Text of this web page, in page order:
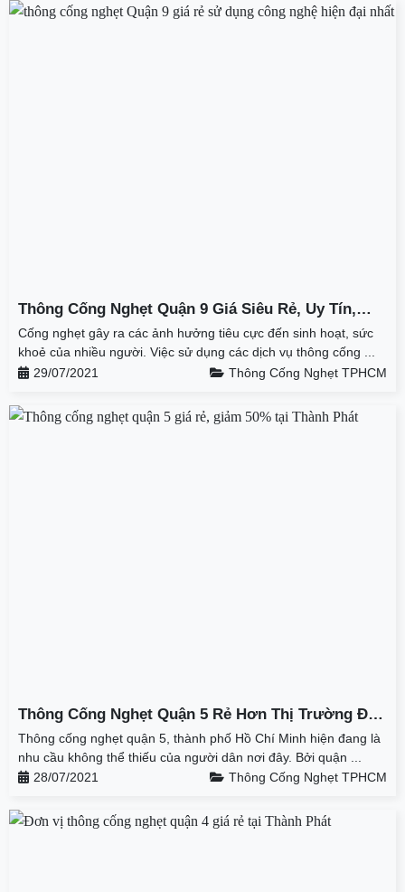
Thông Cống Nghẹt Quận 9 Giá Siêu Rẻ, Uy Tín,
Chuyên Nghiệp Tại Thành Phát
Cống nghẹt gây ra các ảnh hưởng tiêu cực đến sinh hoạt, sức
khoẻ của nhiều người. Việc sử dụng các dịch vụ thông cống ...
29/07/2021
Thông Cống Nghẹt TPHCM
Thông Cống Nghẹt Quận 5 Rẻ Hơn Thị Trường Đến
50% Tại Thành Phát
Thông cống nghẹt quận 5, thành phố Hồ Chí Minh hiện đang là
nhu cầu không thể thiếu của người dân nơi đây. Bởi quận ...
28/07/2021
Thông Cống Nghẹt TPHCM